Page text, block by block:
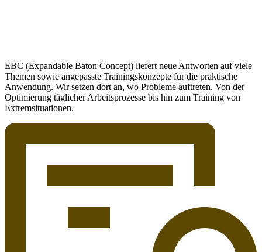
EBC (Expandable Baton Concept) liefert neue Antworten auf viele
Themen sowie angepasste Trainingskonzepte für die praktische
Anwendung. Wir setzen dort an, wo Probleme auftreten. Von der
Optimierung täglicher Arbeitsprozesse bis hin zum Training von
Extremsituationen.